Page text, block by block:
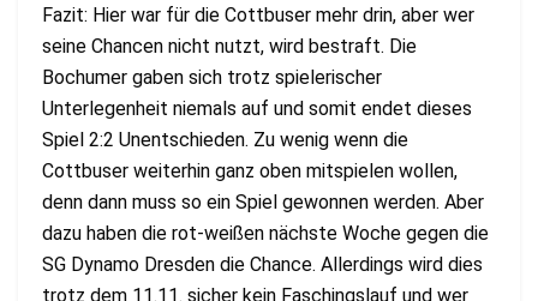
Fazit: Hier war für die Cottbuser mehr drin, aber wer
seine Chancen nicht nutzt, wird bestraft. Die
Bochumer gaben sich trotz spielerischer
Unterlegenheit niemals auf und somit endet dieses
Spiel 2:2 Unentschieden. Zu wenig wenn die
Cottbuser weiterhin ganz oben mitspielen wollen,
denn dann muss so ein Spiel gewonnen werden. Aber
dazu haben die rot-weißen nächste Woche gegen die
SG Dynamo Dresden die Chance. Allerdings wird dies
trotz dem 11.11. sicher kein Faschingslauf und wer